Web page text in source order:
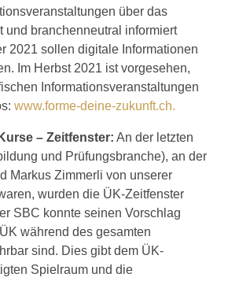
über das
und branchenneutral informiert
2021 sollen digitale Informationen
Im Herbst 2021 ist vorgesehen,
Informationsveranstaltungen
www.forme-deine-zukunft.ch.
– Zeitfenster: An der letzten
und Prüfungsbranche), an der
Markus Zimmerli von unserer
wurden die ÜK-Zeitfenster
SBC konnte seinen Vorschlag
während des gesamten
sind. Dies gibt dem ÜK-
Spielraum und die